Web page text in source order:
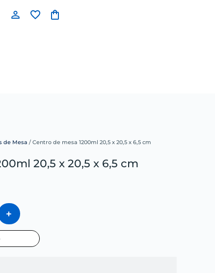
de Mesa / Centro de mesa 1200ml 20,5 x 20,5 x 6,5 cm
20,5 x 20,5 x 6,5 cm